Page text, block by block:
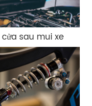
cửa sau mui xe